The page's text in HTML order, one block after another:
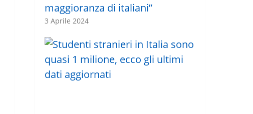
maggioranza di italiani”
3 Aprile 2024